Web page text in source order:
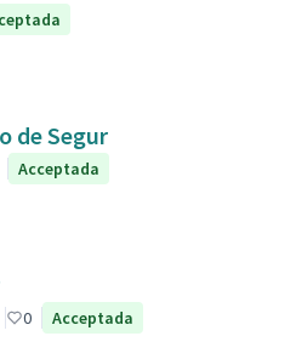
de Segur
Acceptada
0 Acceptada